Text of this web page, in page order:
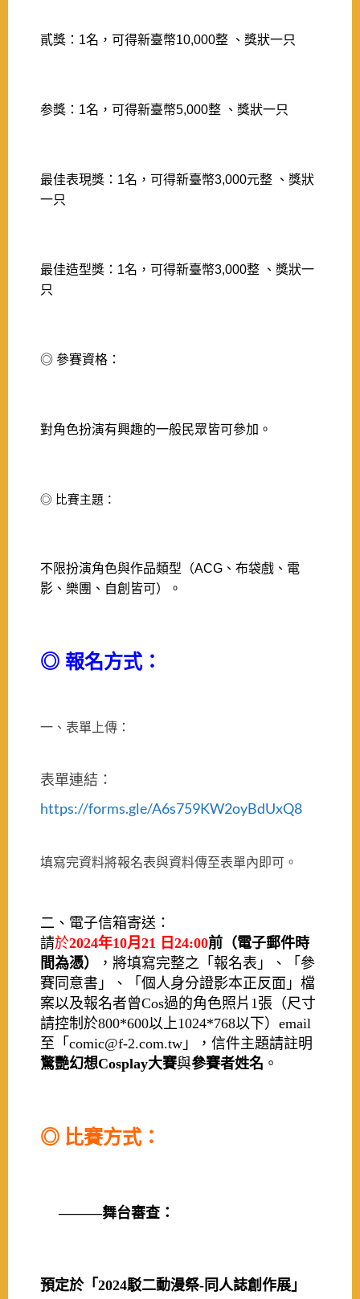
貳獎：1名，可得新臺幣10,000整 、獎狀一只
参獎：1名，可得新臺幣5,000整 、獎狀一只
最佳表現獎：1名，可得新臺幣3,000元整 、獎狀
一只
最佳造型獎：1名，可得新臺幣3,000整 、獎狀一
只
◎ 參賽資格：
對角色扮演有興趣的一般民眾皆可參加。
◎ 比賽主題：
不限扮演角色與作品類型（ACG、布袋戲、電
影、樂團、自創皆可）。
◎ 報名方式：
一、表單上傳：
表單連結：
https://forms.gle/A6s759KW2oyBdUxQ8
填寫完資料將報名表與資料傳至表單內即可。
二、電子信箱寄送：
請於2024年10月21 日24:00前（電子郵件時
間為憑）
，將填寫完整之「報名表」、「參
賽同意書」、「個人身分證影本正反面」檔
案以及報名者曾Cos過的角色照片1張（尺寸
請控制於800*600以上1024*768以下）email
至「comic@f-2.com.tw 」，信件主題請註明
驚艷幻想Cosplay大賽與參賽者姓名 。
◎ 比賽方式：
———舞台審查：
預定於「2024駁二動漫祭-同人誌創作展」